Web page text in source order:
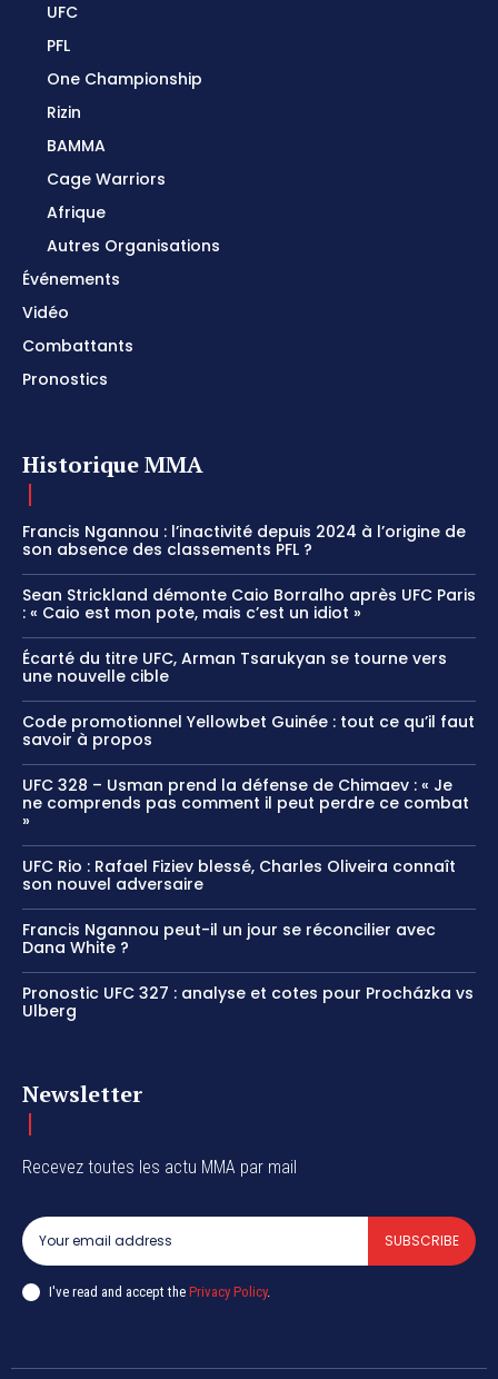
UFC
PFL
One Championship
Rizin
BAMMA
Cage Warriors
Afrique
Autres Organisations
Événements
Vidéo
Combattants
Pronostics
Historique MMA
Francis Ngannou : l’inactivité depuis 2024 à l’origine de
son absence des classements PFL ?
Sean Strickland démonte Caio Borralho après UFC Paris
: « Caio est mon pote, mais c’est un idiot »
Écarté du titre UFC, Arman Tsarukyan se tourne vers
une nouvelle cible
Code promotionnel Yellowbet Guinée : tout ce qu’il faut
savoir à propos
UFC 328 – Usman prend la défense de Chimaev : « Je
ne comprends pas comment il peut perdre ce combat
»
UFC Rio : Rafael Fiziev blessé, Charles Oliveira connaît
son nouvel adversaire
Francis Ngannou peut-il un jour se réconcilier avec
Dana White ?
Pronostic UFC 327 : analyse et cotes pour Procházka vs
Ulberg
Newsletter
Recevez toutes les actu MMA par mail
SUBSCRIBE
I've read and accept the Privacy Policy.